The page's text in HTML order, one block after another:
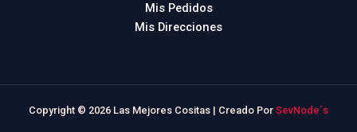
Mis Pedidos
Mis Direcciones
Copyright © 2026 Las Mejores Cositas | Creado Por SevNode´s